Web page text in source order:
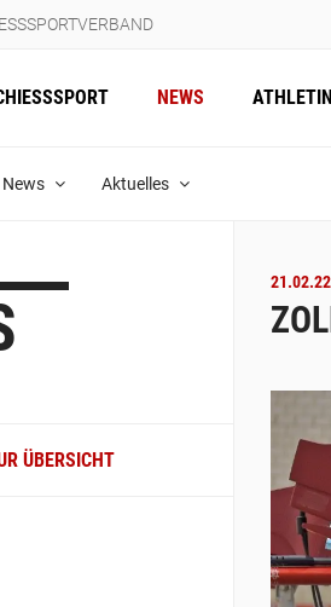
NEWS
News Aktuelles
ÜBERSICHT
21.02.22